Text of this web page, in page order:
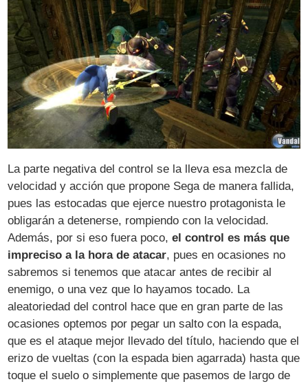
La parte negativa del control se la lleva esa mezcla de
velocidad y acción que propone Sega de manera fallida,
pues las estocadas que ejerce nuestro protagonista le
obligarán a detenerse, rompiendo con la velocidad.
Además, por si eso fuera poco,el control es más que
impreciso a la hora de atacar, pues en ocasiones no
sabremos si tenemos que atacar antes de recibir al
enemigo, o una vez que lo hayamos tocado. La
aleatoriedad del control hace que en gran parte de las
ocasiones optemos por pegar un salto con la espada,
que es el ataque mejor llevado del título, haciendo que el
erizo de vueltas (con la espada bien agarrada) hasta que
toque el suelo o simplemente que pasemos de largo de